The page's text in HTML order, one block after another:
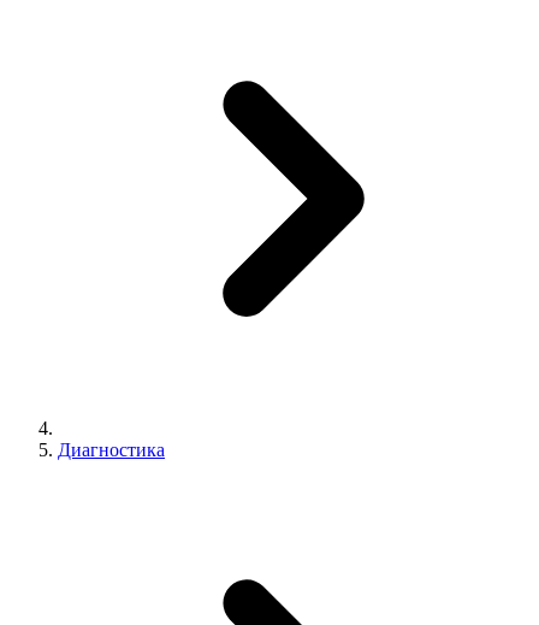
Диагностика